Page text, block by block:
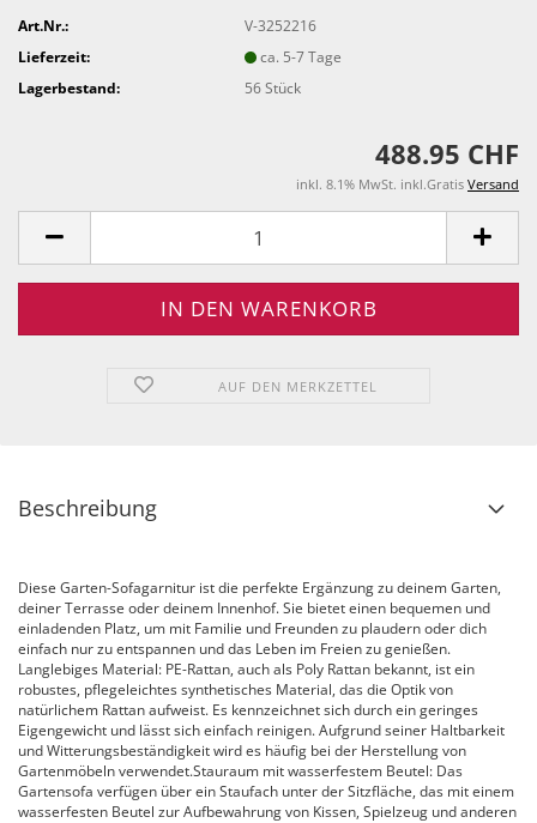
Art.Nr.:
V-3252216
Lieferzeit:
ca. 5-7 Tage
Lagerbestand:
56Stück
488.95 CHF
inkl. 8.1% MwSt. inkl.Gratis Versand
AUF DEN MERKZETTEL
Beschreibung
Diese Garten-Sofagarnitur ist die perfekte Ergänzung zu deinem Garten,
deiner Terrasse oder deinem Innenhof. Sie bietet einen bequemen und
einladenden Platz, um mit Familie und Freunden zu plaudern oder dich
einfach nur zu entspannen und das Leben im Freien zu genießen.
Langlebiges Material: PE-Rattan, auch als Poly Rattan bekannt, ist ein
robustes, pflegeleichtes synthetisches Material, das die Optik von
natürlichem Rattan aufweist. Es kennzeichnet sich durch ein geringes
Eigengewicht und lässt sich einfach reinigen. Aufgrund seiner Haltbarkeit
und Witterungsbeständigkeit wird es häufig bei der Herstellung von
Gartenmöbeln verwendet.Stauraum mit wasserfestem Beutel: Das
Gartensofa verfügen über ein Staufach unter der Sitzfläche, das mit einem
wasserfesten Beutel zur Aufbewahrung von Kissen, Spielzeug und anderen